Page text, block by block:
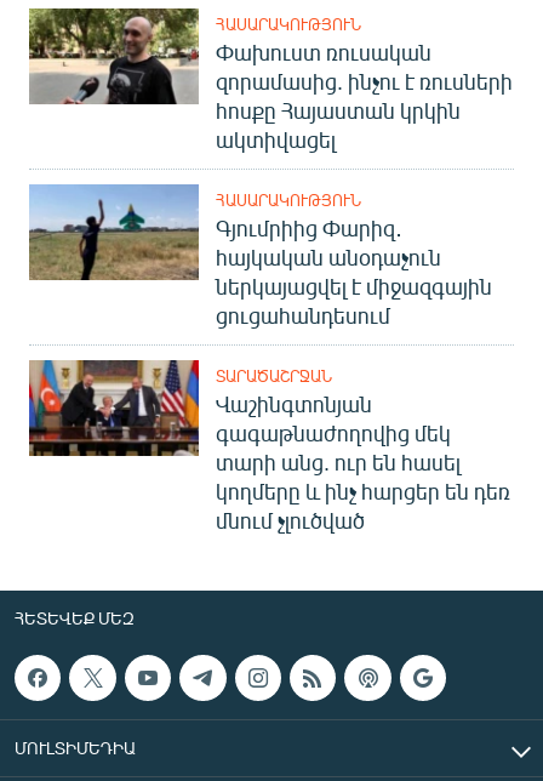
ՀԱՍԱՐԱԿՈՒԹՅՈՒՆ
Փախուստ ռուսական
զորամասից. ինչու է ռուսների
հոսքը Հայաստան կրկին
ակտիվացել
ՀԱՍԱՐԱԿՈՒԹՅՈՒՆ
Գյումրիից Փարիզ․
հայկական անօդաչուն
ներկայացվել է միջազգային
ցուցահանդեսում
ՏԱՐԱԾԱՇՐՋԱՆ
Վաշինգտոնյան
գագաթնաժողովից մեկ
տարի անց. ուր են հասել
կողմերը և ինչ հարցեր են դեռ
մնում չլուծված
ՀԵՏԵՎԵՔ ՄԵԶ
ՄՈՒԼՏԻՄԵԴԻԱ